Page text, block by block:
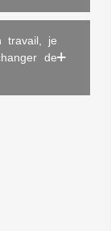
travail, je
de